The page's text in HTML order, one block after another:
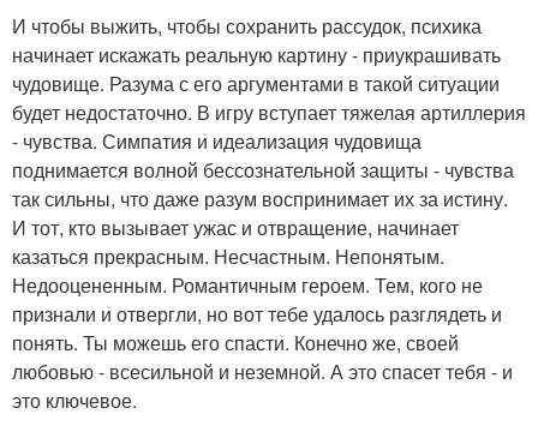
И чтобы выжить, чтобы сохранить рассудок, психика
начинает искажать реальную картину - приукрашивать
чудовище. Разума с его аргументами в такой ситуации
будет недостаточно. В игру вступает тяжелая артиллерия
- чувства. Симпатия и идеализация чудовища
поднимается волной бессознательной защиты - чувства
так сильны, что даже разум воспринимает их за истину.
И тот, кто вызывает ужас и отвращение, начинает
казаться прекрасным. Несчастным. Непонятым.
Недооцененным. Романтичным героем. Тем, кого не
признали и отвергли, но вот тебе удалось разглядеть и
понять. Ты можешь его спасти. Конечно же, своей
любовью - всесильной и неземной. А это спасет тебя - и
это ключевое.